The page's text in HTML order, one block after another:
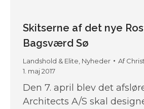
Skitserne af det nye
Bagsværd Sø
Landshold & Elite Nyheder Af
1. maj 2017
Den 7. april blev det
Architects A/S skal